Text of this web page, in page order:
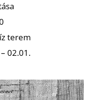
terem
02.01.